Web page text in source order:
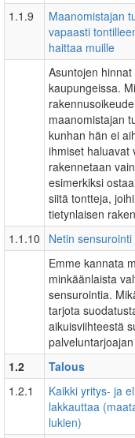
1.1.9
Maanomistajan
vapaasti
haittaa muille
Asuntojen
kaupungeissa.
maanomistajan
kunhan hän ei
ihmiset haluavat
rakennetaan
esimerkiksi
siitä tontteja,
tietynlaisen
1.1.10
Netin
Emme kannata
minkäänlaista
sensurointia.
tarjota
aikuisviihteestä
1.2
Talous
1.2.1
Kaikki yritys- ja
lakkauttaa
lukien)